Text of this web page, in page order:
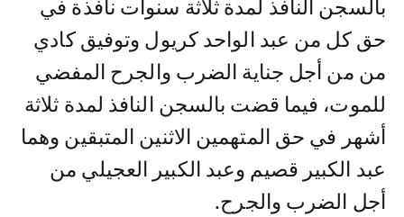
بالسجن النافذ لمدة ثلاثة سنوات نافذة في
حق كل من عبد الواحد كريول وتوفيق كادي
من من أجل جناية الضرب والجرح المفضي
للموت، فيما قضت بالسجن النافذ لمدة ثلاثة
أشهر في حق المتهمين الاثنين المتبقين وهما
عبد الكبير قصيم وعبد الكبير العجيلي من
أجل الضرب والجرح.